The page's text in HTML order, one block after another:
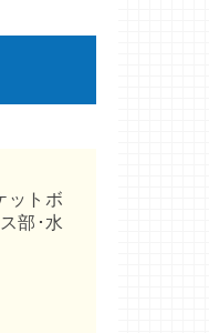
ットボ
部･水